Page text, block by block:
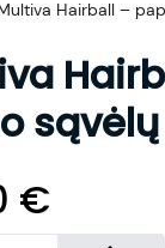
Hairball –
€